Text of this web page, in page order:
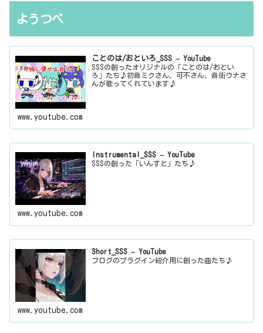
ようつべ
ことのは/おといろ_SSS – YouTube
SSSの創ったオリジナルの「ことのは/おとい
ろ」たち♪初音ミクさん、可不さん、音街ウナさ
んが歌ってくれています♪
www.youtube.com
Instrumental_SSS – YouTube
SSSの創った「いんすと」たち♪
www.youtube.com
Short_SSS – YouTube
ブログのプラグイン紹介用に創った曲たち♪
www.youtube.com